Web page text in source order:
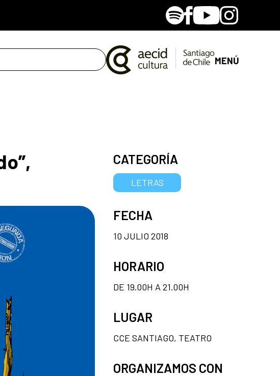
SpotifyFacebook
YoutubeInstagram
MENÚ
CATEGORÍA
LETRAS
FECHA
10 JULIO 2018
HORARIO
DE 19.00H A 21.00H
LUGAR
CCE SANTIAGO, TEATRO
ORGANIZAMOS CON